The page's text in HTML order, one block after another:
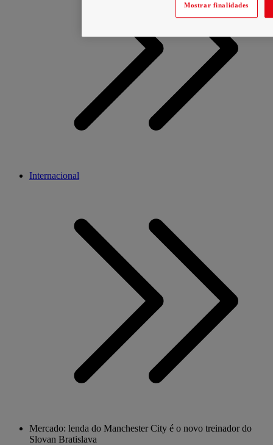
Internacional
Mercado: lenda do Manchester City é o novo treinador do
Slovan Bratislava
Mostrar finalidades